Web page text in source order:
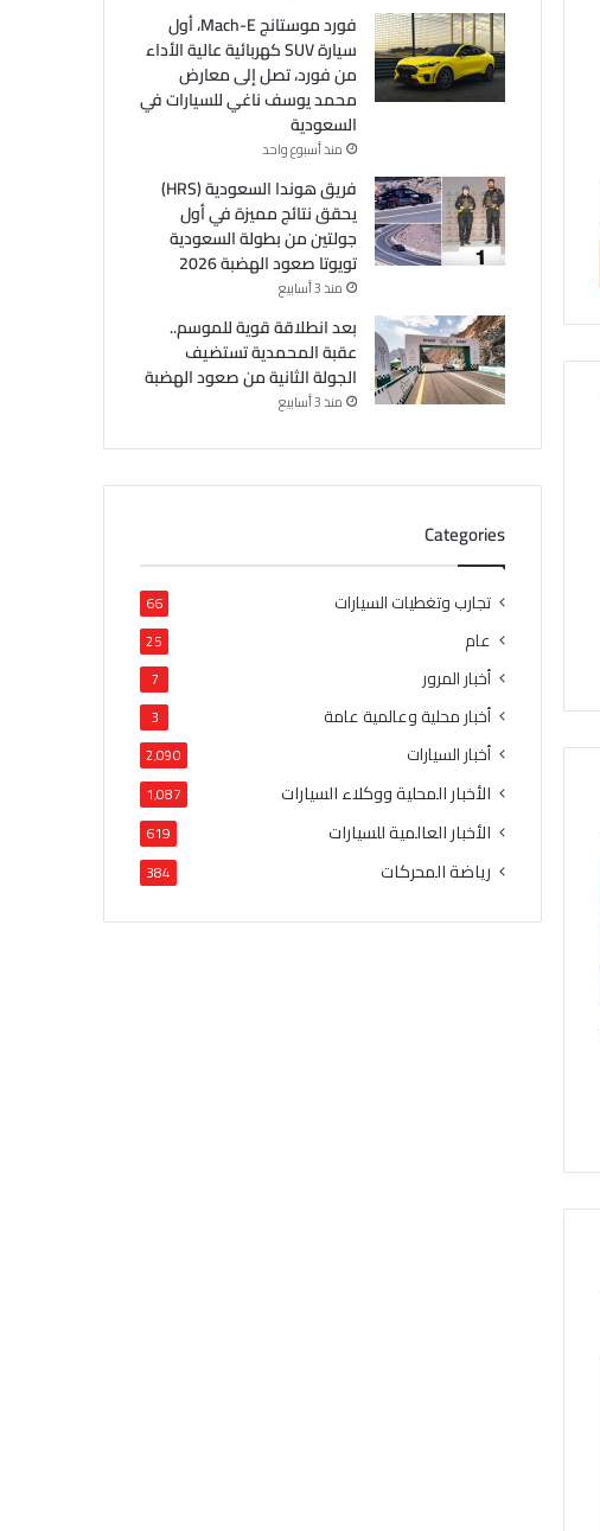
فورد موستانج Mach-E، أول
سيارة SUV كهربائية عالية الأداء
من فورد، تصل إلى معارض
محمد يوسف ناغي للسيارات في
السعودية
منذ أسبوع واحد
فريق هوندا السعودية (HRS)
يحقق نتائج مميزة في أول
جولتين من بطولة السعودية
تويوتا صعود الهضبة 2026
منذ 3 أسابيع
بعد انطلاقة قوية للموسم..
عقبة المحمدية تستضيف
الجولة الثانية من صعود الهضبة
منذ 3 أسابيع
Categories
تجارب وتغطيات السيارات 66
عام 25
أخبار المرور 7
أخبار محلية وعالمية عامة 3
أخبار السيارات 2٬090
الأخبار المحلية ووكلاء السيارات 1٬087
الأخبار العالمية للسيارات 619
رياضة المحركات 384